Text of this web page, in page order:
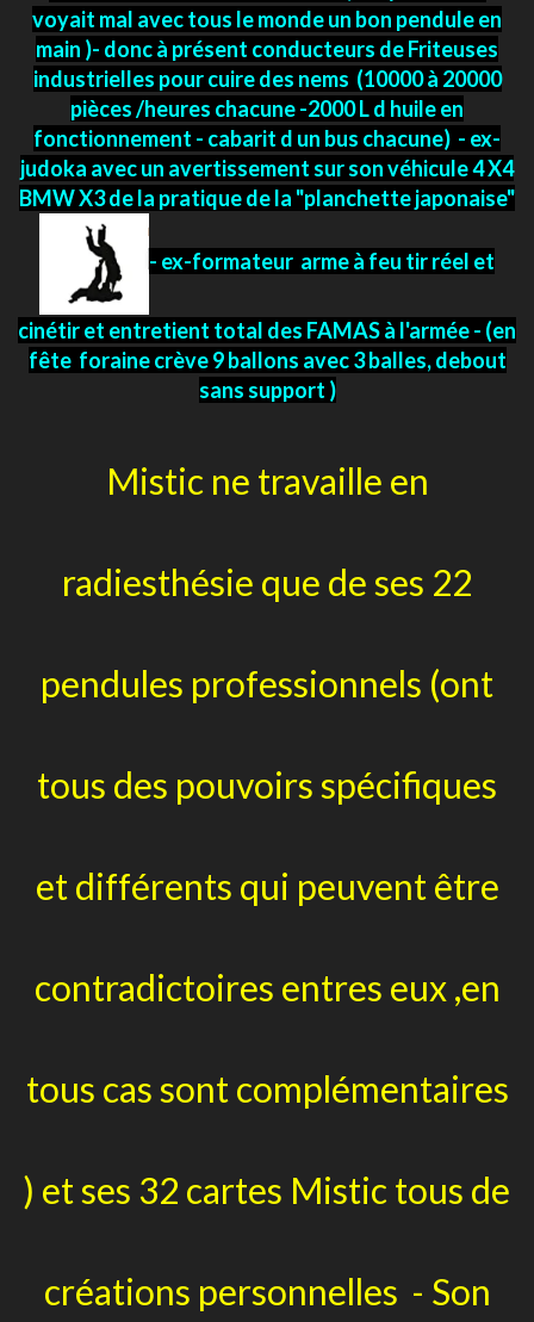
voyait mal avec tous le monde un bon pendule en
main )- donc à présent conducteurs de Friteuses
industrielles pour cuire des nems (10000 à 20000
pièces /heures chacune -2000 L d huile en
fonctionnement - cabarit d un bus chacune) - ex-
judoka avec un avertissement sur son véhicule 4 X4
BMW X3 de la pratique de la "planchette japonaise"
- ex-formateur arme à feu tir réel et
cinétir et entretient total des FAMAS à l'armée - (en
fête foraine crève 9 ballons avec 3 balles, debout
sans support )
Mistic ne travaille en
radiesthésie que de ses 22
pendules professionnels (ont
tous des pouvoirs spécifiques
et différents qui peuvent être
contradictoires entres eux ,en
tous cas sont complémentaires
) et ses 32 cartes Mistic tous de
créations personnelles - Son